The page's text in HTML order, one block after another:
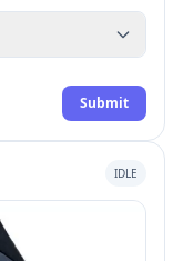
Submit
IDLE